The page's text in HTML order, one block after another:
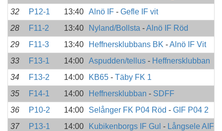
32
P12-1 13:40 Alnö IF - Gefle IF vit
28
F11-2 13:40 Nyland/Bollsta -Alnö IF Röd
29
F11-3 13:40 Heffnersklubbans BK -Alnö IF Vit
33
F13-1 14:00 Aspudden/tellus - Heffnersklubban
34
F13-2 14:00 KB65 - Täby FK 1
35
F14-1 14:00 Heffnersklubban - SDFF
36
P10-2 14:00 Selånger FK P04 Röd - GIF P04 2
37
P13-1 14:00 Kubikenborgs IF Gul - Långsele AIF